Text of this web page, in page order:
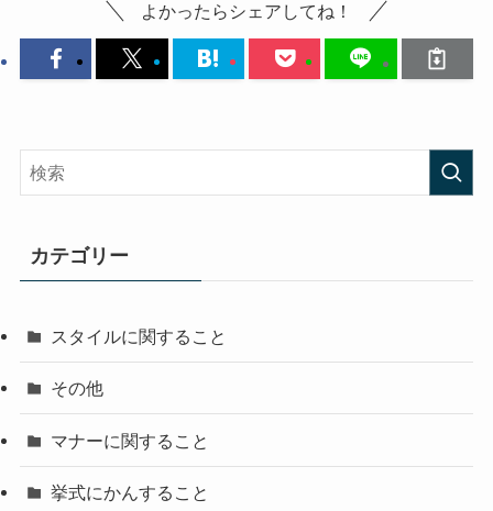
よかったらシェアしてね！
カテゴリー
スタイルに関すること
その他
マナーに関すること
挙式にかんすること